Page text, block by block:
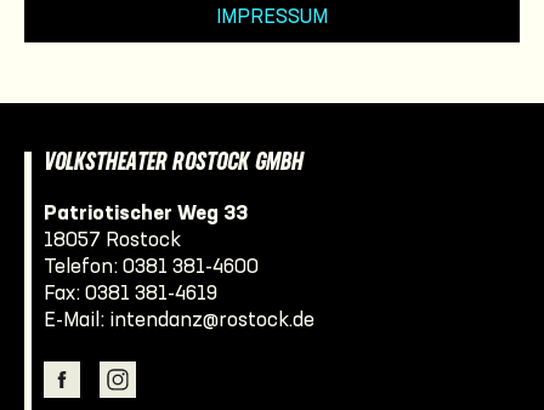
IMPRESSUM
VOLKSTHEATER ROSTOCK GMBH
Patriotischer Weg 33
18057 Rostock
Telefon: 0381 381-4600
Fax: 0381 381-4619
E-Mail: intendanz@rostock.de